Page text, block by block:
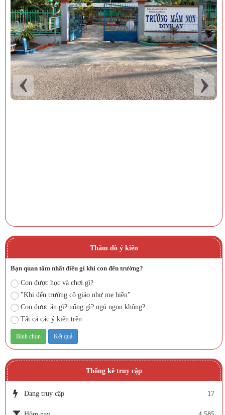
Thăm dò ý kiến
Bạn quan tâm nhất điều gì khi con đến trường?
Con được học và chơi gì?
"Khi đến trường cô giáo như mẹ hiền"
Con được ăn gì? uống gì? ngủ ngon không?
Tất cả các ý kiến trên
Thống kê truy cập
Đang truy cập 17